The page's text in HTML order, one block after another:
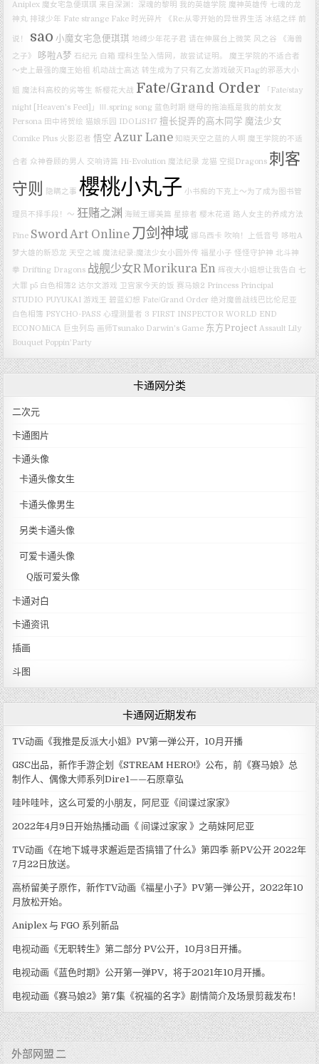
Aniplex 魔女宅急便琪琪 来自深渊：深魂的黎明 我的英雄学院 魔神英雄传 七魂的龙
神丸 排球少年 Fate strange Fake 时光碎片 《Re:从零开始的异世界生活 冰结之绊 前
说！ sao 小魔女宅急便琪琪 地缚少年花子君 请在伸展台上微笑 风之谷
《海兽
之子》
哆啦A梦 石纪元 白箱 理科生坠入情网，故尝试证明。
魔王学院的不适合者
～史上最强的魔王始祖 机动战士高达 转生成为了只有乙女游戏破灭Flag的邪恶大小
姐 魔法科高校的劣等生 新樱花大战 Fate/Grand Order
「Fate/stay
night [Heaven's Feel]」Ⅲ.spring song 蓝色时期 继母的拖油瓶是我的前女友
Persona 田中将贺绘 猫娘乐园 IDOLiSH7 擅长捉弄的高木同学 魔法少女
Comike Plus 火影忍者 悟空 Azur Lane 知晓天空之蓝的人啊 魔王学院的不适
合者 众神眷顾的男人 交响诗篇 Hi-Evolution 魔法纪录 龙猫 空挺Dragons 刺客
守则
隐瞒之事 櫻桃小丸子 小书痴的下克上～为了成为图书管
理员不择手段！～ 狂赌之渊 海贼王娜美篇 星掠者 樱木花道 路人女主的养成方法
Fine Sword Art Online 刀剑神域 娜乌西卡 吹响！上低音号 哆啦A
梦大雄的新恐龙 天空之城 魔法纪录:魔法少女小圆外传 福星小子 怪怪守护神 北斗神
拳 Drifting Dragons 战舰少女RMorikura En 辉夜大小姐想让我告白 七
大罪 p5 白色相簿2 达尔文游戏 卫宫家今天的饭 赛马娘2 Princess Principal
STUDIO PUYUKAI 游戏王 碧蓝幻想 Fate/Grand Order 绝对魔兽战线巴比伦尼亚
白色相簿 PSYCHO-PASS 心理测量者 3 FIRST INSPECTOR WORLD END
ECONOMiCA 巨虫列岛 画师Tsunako Darwin's Game 东方Project Assault Lily
Bouquet Poppin’Party
卡通网分类
二次元
卡通图片
卡通头像
卡通头像女生
卡通头像男生
另类卡通头像
可爱卡通头像
Q版可爱头像
卡通对白
卡通资讯
插画
斗图
卡通网近期发布
TV动画《我推是反派大小姐》PV第一弹公开，10月开播
GSC出品，新作手游企划《STREAM HERO!》公布，前《赛马娘》总
制作人、偶像大师系列Dire1——石原章弘
哇咔哇咔，这么可爱的小朋友，阿尼亚《间谍过家家》
2022年4月9日开始热播动画《 间谍过家家 》之萌妹阿尼亚
TV动画《在地下城寻求邂逅是否搞错了什么》第四季 新PV公开 2022年
7月22日放送。
高桥留美子原作，新作TV动画《福星小子》PV第一弹公开，2022年10
月放松开始。
Aniplex 与 FGO 系列新品
电视动画《无职转生》第二部分 PV公开，10月3日开播。
电视动画《蓝色时期》公开第一弹PV，将于2021年10月开播。
电视动画《赛马娘2》第7集《祝福的名字》剧情简介及场景剪裁发布！
外部网盟 二